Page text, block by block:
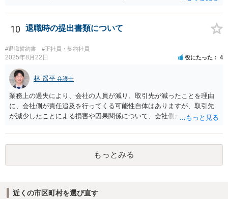
の自由及び顧客の選択の自由を奪うものであるから、全てを有効と解
トでのやりとりだけでは、正確な回答が難しい案件です。本件は、法
的に正確に分析すべき事案です。素人判断は大いに危険です。 法的責
任をきちんと追及されたい場合には、労働法にかなり詳しく、上記に
関係した法理等にも通じた弁護士等に相談し、法的に正確に分析して
もらい、今後の対応を検討するべきです。弁護士への直接相談が良い
と思います。なぜならば、法的にきちんと解明するために、良い知恵
を得るには必要だからです。良い解決になりますよう祈念しておりま
す。納得のいかないことは徹底的に解明しましょう！ 頑張って下さ
10 退職時の提出書類について
#退職誓約書 #正社員・契約社員
2025年8月22日 役にたった 4
林 遥平 弁護士
業務上の過失により、会社の人員が減り、取引先が減ったことを理由
に、会社側が責任追及を行ってくる可能性自体はありますが、取引先
が減少したことによる損害や因果関係について、会社側が立証する義
高いです。 誓約書に、「何かあれば損害賠償をします」という文言が
あると、賠償責任についての会社側の立証のハードルは下がるので、
署名すべきではないということになります。
もっとみる
近くの市区町村を選び直す